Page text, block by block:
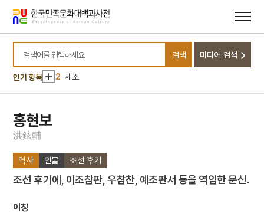
바로가기
바로가기
검색어를 입력하세요
검색 미디어 검색
인기 항목
10 호랑이
1 금성대군
2 세조
3 세종
7
엄흥도
8
이대원
홍현보
洪鉉輔
역사 인물 조선 후기
조선 후기에, 이조참판, 우참찬, 예조판서 등을 역임한 문신.
이칭